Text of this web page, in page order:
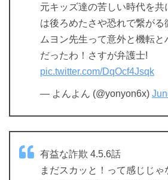
元キッズ達の苦しい時代を共
は後ろめたさや恐れで繋がる
ムヨン先生って意外と機転と
だったわ！さすが弁護士!
pic.twitter.com/DqOcf4Jsqk
— よんよん (@yonyon6x)
有益な詐欺 4.5.6話
まだスカッと！って感じじ